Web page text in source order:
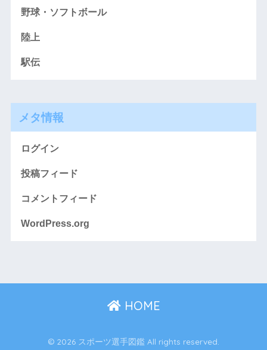
野球・ソフトボール
陸上
駅伝
メタ情報
ログイン
投稿フィード
コメントフィード
WordPress.org
HOME
© 2026 スポーツ選手図鑑 All rights reserved.